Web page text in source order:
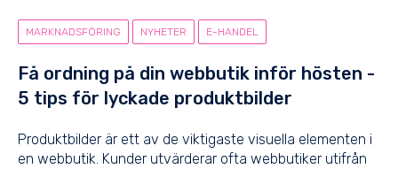
MARKNADSFÖRING NYHETER E-HANDEL
Få ordning på din webbutik inför hösten -
5 tips för lyckade produktbilder
Produktbilder är ett av de viktigaste visuella elementen i
en webbutik. Kunder utvärderar ofta webbutiker utifrån